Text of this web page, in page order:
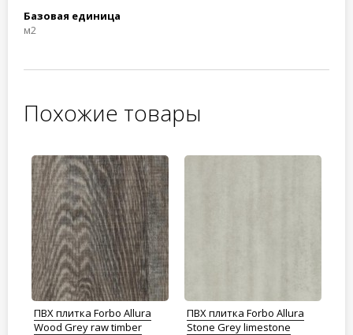
Базовая единица
м2
Похожие товары
ПВХ плитка Forbo Allura
Wood Grey raw timber
ПВХ плитка Forbo Allura
Stone Grey limestone